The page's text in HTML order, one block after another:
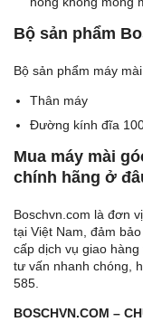
Bộ sản phẩm
Bộ sản phẩm máy
Thân máy
Đường kính đĩa
Mua máy mài
chính hãng ở
Boschvn.com là đơn
tại Việt Nam, đảm
cấp dịch vụ giao
tư vấn nhanh chóng,
585.
BOSCHVN.COM –